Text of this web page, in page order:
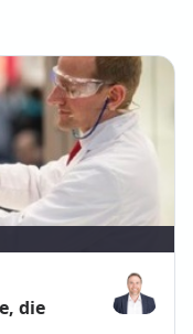
die
Dominik